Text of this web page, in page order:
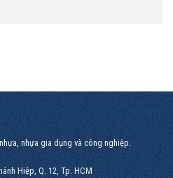
nhựa gia dụng và công nghiệp.
Hiệp, Q. 12, Tp. HCM